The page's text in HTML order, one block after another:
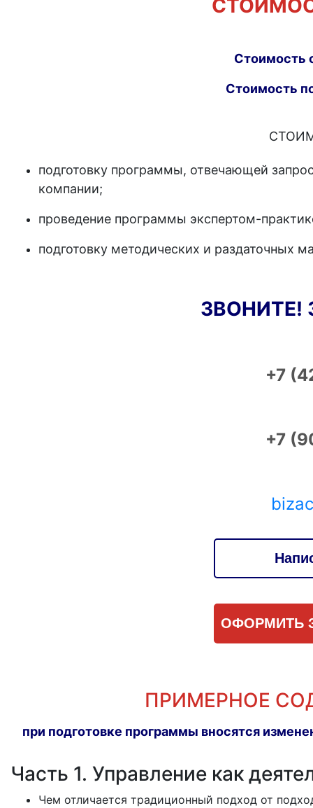
Стоимость
Стоимость
подготовку программы, отвечающей
компании;
проведение программы экспертом-
подготовку методических и раздаточных
ЗВОНИТЕ!
+7
+7
ОФОРМИТЬ
ПРИМЕРНОЕ
при подготовке программы вносятся
Часть 1. Управление как
Чем отличается традиционный подход от